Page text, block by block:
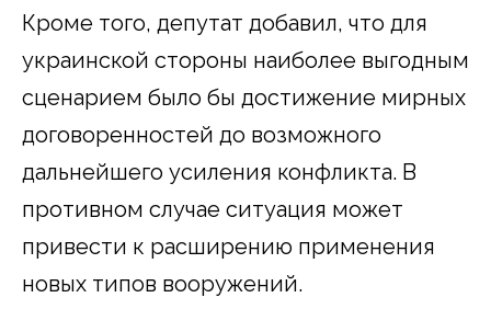
Кроме того, депутат добавил, что для
украинской стороны наиболее выгодным
сценарием было бы достижение мирных
договоренностей до возможного
дальнейшего усиления конфликта. В
противном случае ситуация может
привести к расширению применения
новых типов вооружений.